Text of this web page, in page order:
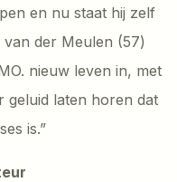
en nu staat hij zelf
der Meulen (57)
nieuw leven in, met
geluid laten horen dat
is.”